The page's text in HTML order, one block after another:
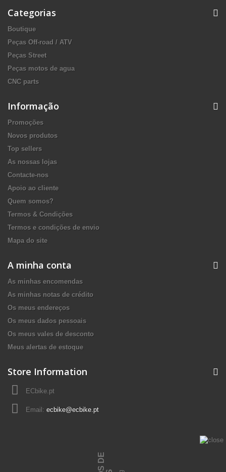
Categorias
Boutique
Peças Off-road / ATV
Peças Street
Peças motos de agua
CNC parts
Informação
Promoções
Novos produtos
Top sellers
As nossas lojas
Contacte-nos
Apoio ao cliente
Quem somos?
Termos & Condições
Termos e condições de envio
Mapa do site
A minha conta
As minhas encomendas
As minhas notas de crédito
Os meus endereços
Os meus dados pessoais
Os meus vales de desconto
Meus alertas de estoque
Store Information
ECbike.pt
Email: ecbike@ecbike.pt